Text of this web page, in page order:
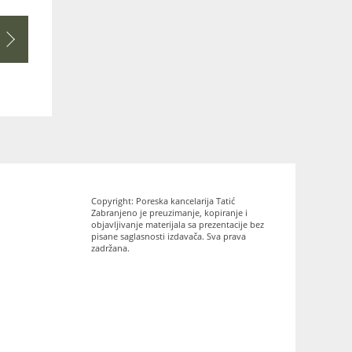
Copyright: Poreska kancelarija Tatić
Zabranjeno je preuzimanje, kopiranje i
objavljivanje materijala sa prezentacije bez
pisane saglasnosti izdavača. Sva prava
zadržana.